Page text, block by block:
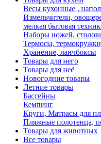
Весы кухонные ,
Измельчители,
мелкая бытовая
Наборы ножей,
Термосы,
Хранение, ланчбоксы
Товары для него
Товары для неё
Новогодние товары
Летние товары
Бассейны
Кемпинг
Круги, Матрасы для
Пляжные полотенца,
Товары для животных
Все товары